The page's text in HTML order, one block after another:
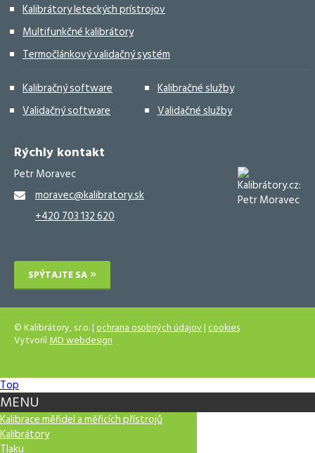
Kalibrátory leteckých prístrojov
Multifunkčné kalibrátory
Termočlánkový validačný systém
Kalibračný software
Kalibračné služby
Validačný software
Validačné služby
Rýchly kontakt
Petr Moravec
moravec@kalibratory.sk
+420 703 132 620
SPÝTAJTE SA
© Kalibrátory, s.r.o. |ochrana osobných údajov|cookies
VytvorilMD webdesign
Top
MENU
Kalibrace měřidel a měřicích přístrojů
Kalibrátory
Tlaku